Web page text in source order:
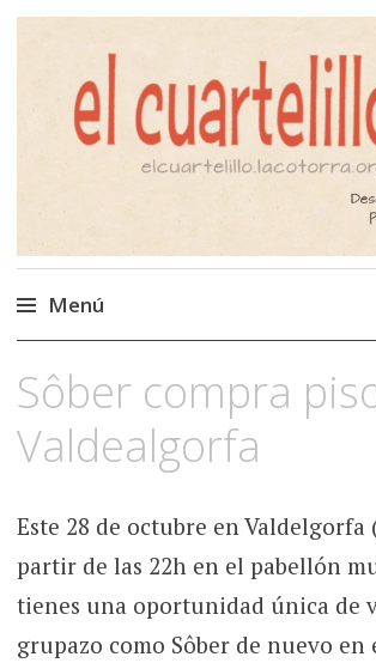
El Cuartelillo
Programa de radio
independiente.
Menú
al
Sôber compra
Valdealgorfa
Este 28 de octubre en Valdelgorfa
partir de las 22h en el pabellón
tienes una oportunidad única de
grupazo como Sôber de nuevo en